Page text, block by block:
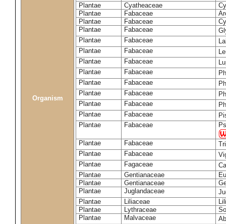
Organism
Plantae
Cyatheaceae
Plantae
Fabaceae
Plantae
Fabaceae
Plantae
Fabaceae
Plantae
Fabaceae
Plantae
Fabaceae
Plantae
Fabaceae
Plantae
Fabaceae
Plantae
Fabaceae
Plantae
Fabaceae
Plantae
Fabaceae
Plantae
Fabaceae
Plantae
Fabaceae
Plantae Fabaceae
Plantae
Fabaceae
Plantae
Fagaceae
Plantae
Gentianaceae
Plantae
Gentianaceae
Plantae
Juglandaceae
Plantae
Liliaceae
Plantae
Lythraceae
Plantae
Malvaceae